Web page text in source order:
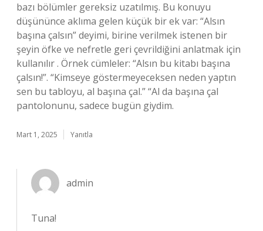
bazı bölümler gereksiz uzatılmış. Bu konuyu
düşününce aklıma gelen küçük bir ek var: “Alsın
başına çalsın” deyimi, birine verilmek istenen bir
şeyin öfke ve nefretle geri çevrildiğini anlatmak için
kullanılır . Örnek cümleler: “Alsın bu kitabı başına
çalsın!”. “Kimseye göstermeyeceksen neden yaptın
sen bu tabloyu, al başına çal.” “Al da başına çal
pantolonunu, sadece bugün giydim.
Mart 1, 2025 Yanıtla
admin
Tuna!